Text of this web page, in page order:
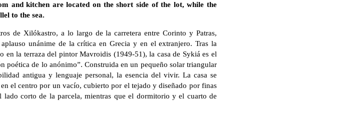
and kitchen are located on the short side of the lot, while the
to the sea.
de Xilókastro, a lo largo de la carretera entre Corinto y Patras,
unánime de la crítica en Grecia y en el extranjero. Tras la
en la terraza del pintor Mavroidis (1949-51), la casa de Sykiá es el
poética de lo anónimo”. Construida en un pequeño solar triangular
antigua y lenguaje personal, la esencia del vivir. La casa se
el centro por un vacío, cubierto por el tejado y diseñado por finas
corto de la parcela, mientras que el dormitorio y el cuarto de